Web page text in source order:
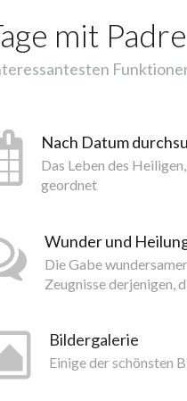
mit
Nach Datum
Das Leben des
geordnet
Wunder und
Die Gabe
Zeugnisse derjenigen,
Bildergalerie
Einige der schönsten